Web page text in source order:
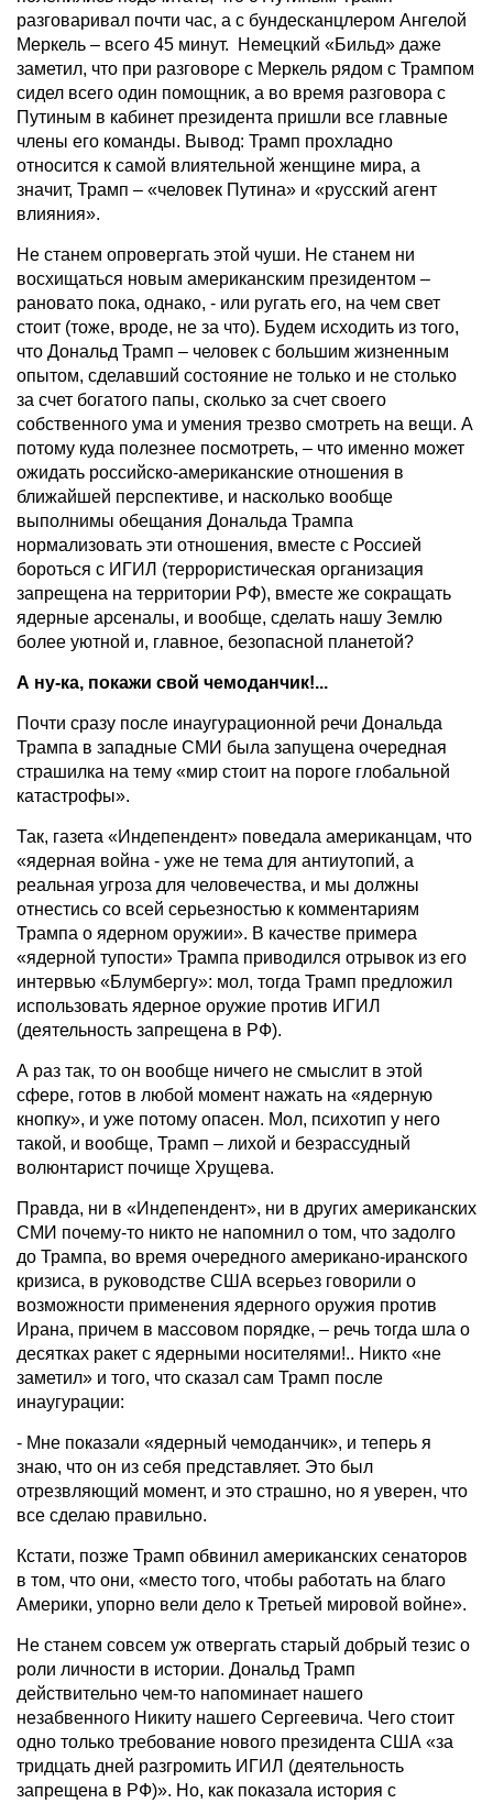
разговаривал почти час, а с бундесканцлером Ангелой
Меркель – всего 45 минут. Немецкий «Бильд» даже
заметил, что при разговоре с Меркель рядом с Трампом
сидел всего один помощник, а во время разговора с
Путиным в кабинет президента пришли все главные
члены его команды. Вывод: Трамп прохладно
относится к самой влиятельной женщине мира, а
значит, Трамп – «человек Путина» и «русский агент
влияния».
Не станем опровергать этой чуши. Не станем ни
восхищаться новым американским президентом –
рановато пока, однако, - или ругать его, на чем свет
стоит (тоже, вроде, не за что). Будем исходить из того,
что Дональд Трамп – человек с большим жизненным
опытом, сделавший состояние не только и не столько
за счет богатого папы, сколько за счет своего
собственного ума и умения трезво смотреть на вещи. А
потому куда полезнее посмотреть, – что именно может
ожидать российско-американские отношения в
ближайшей перспективе, и насколько вообще
выполнимы обещания Дональда Трампа
нормализовать эти отношения, вместе с Россией
бороться с ИГИЛ (террористическая организация
запрещена на территории РФ), вместе же сокращать
ядерные арсеналы, и вообще, сделать нашу Землю
более уютной и, главное, безопасной планетой?
А ну-ка, покажи свой чемоданчик!...
Почти сразу после инаугурационной речи Дональда
Трампа в западные СМИ была запущена очередная
страшилка на тему «мир стоит на пороге глобальной
катастрофы».
Так, газета «Индепендент» поведала американцам, что
«ядерная война - уже не тема для антиутопий, а
реальная угроза для человечества, и мы должны
отнестись со всей серьезностью к комментариям
Трампа о ядерном оружии». В качестве примера
«ядерной тупости» Трампа приводился отрывок из его
интервью «Блумбергу»: мол, тогда Трамп предложил
использовать ядерное оружие против ИГИЛ
(деятельность запрещена в РФ).
А раз так, то он вообще ничего не смыслит в этой
сфере, готов в любой момент нажать на «ядерную
кнопку», и уже потому опасен. Мол, психотип у него
такой, и вообще, Трамп – лихой и безрассудный
волюнтарист почище Хрущева.
Правда, ни в «Индепендент», ни в других американских
СМИ почему-то никто не напомнил о том, что задолго
до Трампа, во время очередного американо-иранского
кризиса, в руководстве США всерьез говорили о
возможности применения ядерного оружия против
Ирана, причем в массовом порядке, – речь тогда шла о
десятках ракет с ядерными носителями!.. Никто «не
заметил» и того, что сказал сам Трамп после
инаугурации:
- Мне показали «ядерный чемоданчик», и теперь я
знаю, что он из себя представляет. Это был
отрезвляющий момент, и это страшно, но я уверен, что
все сделаю правильно.
Кстати, позже Трамп обвинил американских сенаторов
в том, что они, «место того, чтобы работать на благо
Америки, упорно вели дело к Третьей мировой войне».
Не станем совсем уж отвергать старый добрый тезис о
роли личности в истории. Дональд Трамп
действительно чем-то напоминает нашего
незабвенного Никиту нашего Сергеевича. Чего стоит
одно только требование нового президента США «за
тридцать дней разгромить ИГИЛ (деятельность
запрещена в РФ)». Но, как показала история с